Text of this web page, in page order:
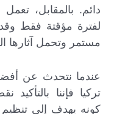
دائم. بالمقابل،
لفترة مؤقتة فقط
مستمر وتحمل آثارها
عندما نتحدث عن
تركيا فإننا
كونه يهدف إلى تنظيم